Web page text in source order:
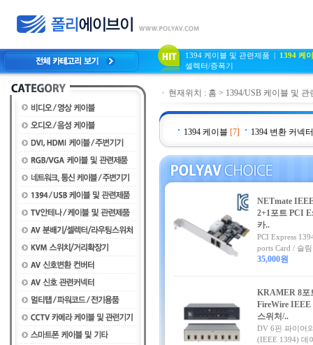
1394 케이블 및 관련제품 | 1394 케
셀렉터/증폭기
현재위치 : 홈 > 1394/USB 케이블 및 관
1394 케이블 [7] 1394 변환 커넥터
NETmate
2+1포트 PCI
카..
PCI Express
ports Card / 슬
35,000원
KRAMER 8포
FireWire IEEE
스위처/..
DV 6핀 파이어
(IEEE 1394) 데